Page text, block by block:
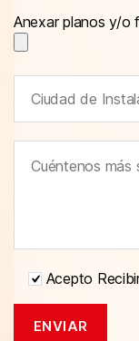
Anexar planos y/o
Acepto